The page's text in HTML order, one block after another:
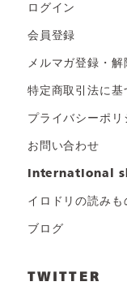
ログイン
会員登録
メルマガ登録・解
特定商取引法に基
プライバシーポリ
お問い合わせ
international
イロドリの読みも
ブログ
TWITTER